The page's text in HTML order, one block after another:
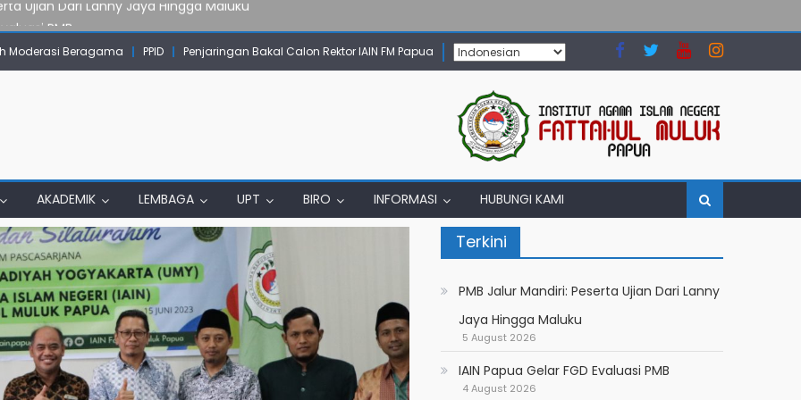
PMB
Skow Sae Kolaborasi dengan KKN UGM dan Uncen
Papua Tembus Jurnal Terindeks Google Scholar
Moderasi Beragama PPID Penjaringan Bakal Calon Rektor IAIN FM Papua
AKADEMIK LEMBAGA UPT BIRO INFORMASI HUBUNGI KAMI
Terkini
PMB Jalur Mandiri: Peserta Ujian Dari Lanny
Jaya Hingga Maluku
5 August 2026
IAIN Papua Gelar FGD Evaluasi PMB
4 August 2026